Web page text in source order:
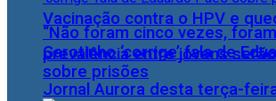
Vacinação contra o HPV e
prevalência entre jovens
Jornal Aurora desta terça-
“Não foram cinco vezes,
Garotinho ‘corrige’ fala de
sobre prisões